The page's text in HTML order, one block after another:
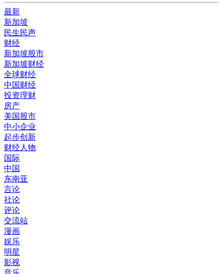
最新
新加坡
民生民声
财经
新加坡股市
新加坡财经
全球财经
中国财经
投资理财
房产
美国股市
中小企业
起步创新
财经人物
国际
中国
东南亚
言论
社论
评论
交流站
漫画
娱乐
明星
影视